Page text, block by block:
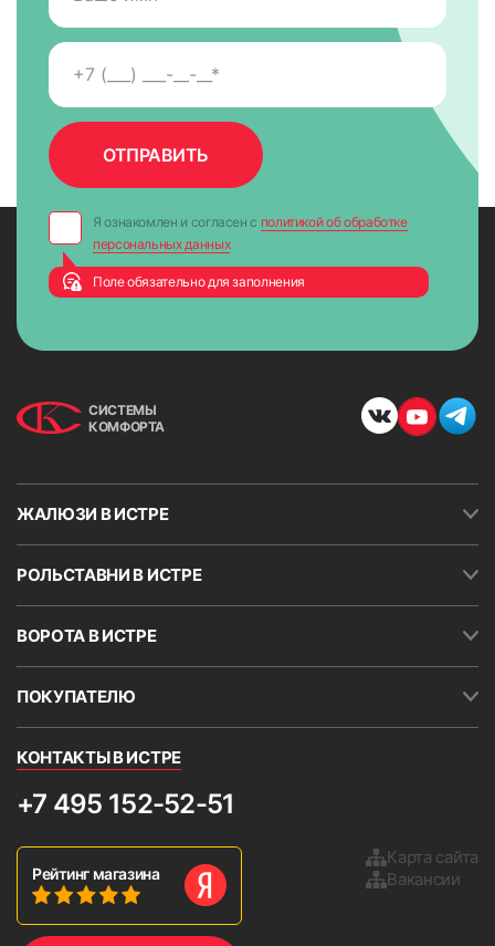
Я ознакомлен и согласен с политикой об обработке
персональных данных
Поле обязательно для заполнения
СИСТЕМЫ
КОМФОРТА
ЖАЛЮЗИ В ИСТРЕ
РОЛЬСТАВНИ В ИСТРЕ
ВОРОТА В ИСТРЕ
ПОКУПАТЕЛЮ
КОНТАКТЫ В ИСТРЕ
+7 495 152-52-51
Рейтинг магазина
Карта сайта
Вакансии